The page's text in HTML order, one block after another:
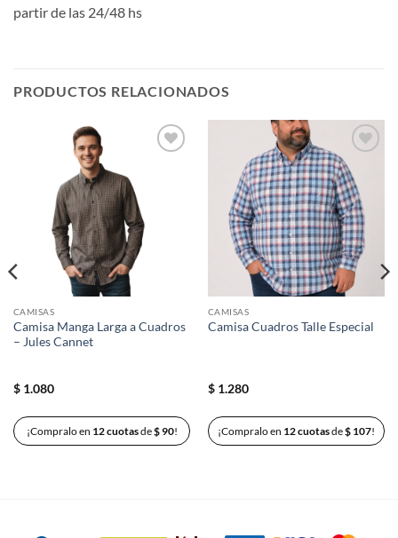
partir de las 24/48 hs
PRODUCTOS RELACIONADOS
CAMISAS
Camisa Manga Larga a Cuadros
– Jules Cannet
$1.080
¡Compralo en 12 cuotasde$90!
Añadir
a la
lista de
deseos
CAMISAS
Camisa Cuadros Talle Especial
$1.280
¡Compralo en 12 cuotasde$ 107!